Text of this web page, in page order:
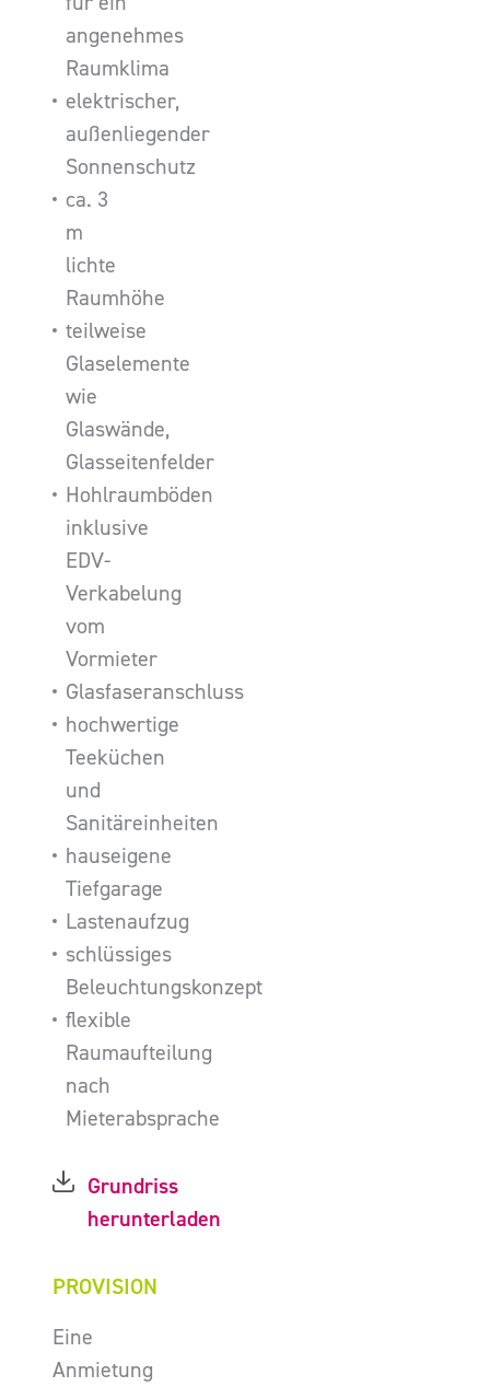
angenehmes
Raumklima
elektrischer,
außenliegender
Sonnenschutz
ca. 3
m
lichte
Raumhöhe
teilweise
Glaselemente
wie
Glaswände,
Glasseitenfelder
Hohlraumböden
inklusive
EDV-
Verkabelung
vom
Vormieter
Glasfaseranschluss
hochwertige
Teeküchen
und
Sanitäreinheiten
hauseigene
Tiefgarage
Lastenaufzug
schlüssiges
Beleuchtungskonzept
flexible
Raumaufteilung
nach
Mieterabsprache
Grundriss
herunterladen
PROVISION
Eine
Anmietung